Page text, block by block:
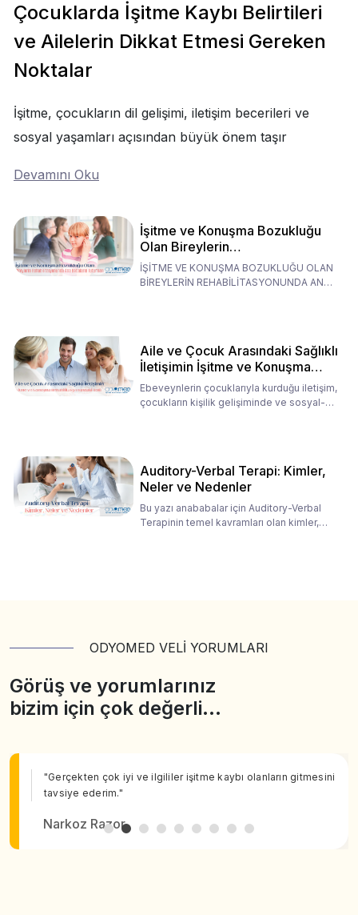
Çocuklarda İşitme Kaybı Belirtileri
ve Ailelerin Dikkat Etmesi Gereken
Noktalar
İşitme, çocukların dil gelişimi, iletişim becerileri ve
sosyal yaşamları açısından büyük önem taşır
Devamını Oku
İşitme ve Konuşma Bozukluğu
Olan Bireylerin
Rehabilitasyonunda Ana
Babaların Tutumları
İŞİTME VE KONUŞMA BOZUKLUĞU OLAN
BİREYLERİN REHABİLİTASYONUNDA ANA
Aile ve Çocuk Arasındaki Sağlıklı
İletişimin İşitme ve Konuşma
Rehabilitasyonundaki Rolü
Ebeveynlerin çocuklarıyla kurduğu iletişim,
çocukların kişilik gelişiminde ve sosyal-
Auditory-Verbal Terapi: Kimler,
Neler ve Nedenler
Bu yazı anababalar için Auditory-Verbal
Terapinin temel kavramları olan kimler,
ODYOMED VELİ YORUMLARI
Görüş ve yorumlarınız
bizim için çok değerli…
"Gerçekten çok iyi ve ilgililer işitme kaybı olanların gitmesini
tavsiye ederim."
Narkoz Razor